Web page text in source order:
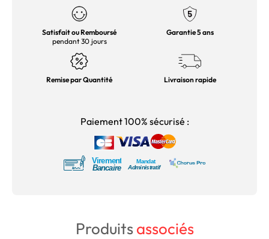
Satisfait ou Remboursé
pendant 30 jours
Garantie 5 ans
Remise par Quantité Livraison rapide
Paiement 100% sécurisé :
Produitsassociés